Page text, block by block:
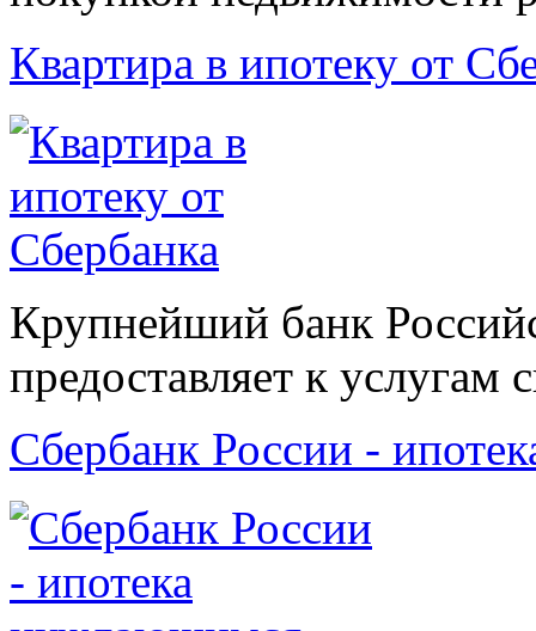
Квартира в ипотеку от
Крупнейший банк
предоставляет к услугам
Сбербанк России -